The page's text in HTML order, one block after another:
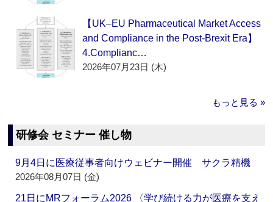
【UK–EU Pharmaceutical Market Access
and Compliance in the Post-Brexit Era】
4.Complianc…
2026年07月23日 (木)
もっと見る »
研修会 セミナー 催し物
9月4日に医療従事者向けウェビナー開催 サクラ精機
2026年08月07日 (金)
21日にMRフォーラム2026 〈学び続ける力が医療を支え